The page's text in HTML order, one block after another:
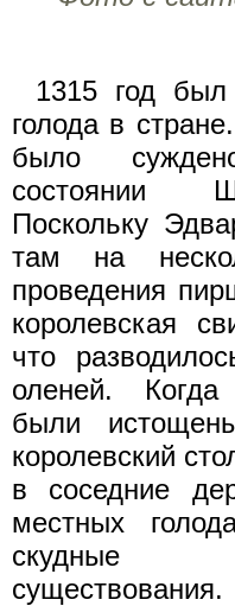
1315 год
голода в
было
состоянии
Поскольку
там на
проведения
королевская
что
оленей.
были
королевский
в соседние
местных
скудные
существования.